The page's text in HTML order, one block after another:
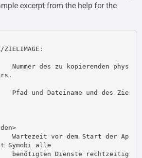
excerpt from the help for the
ZIELIMAGE:
Symobi alle